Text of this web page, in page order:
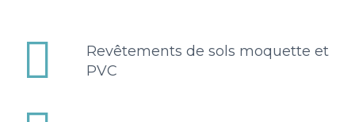


Revêtements de sols moquette et
PVC